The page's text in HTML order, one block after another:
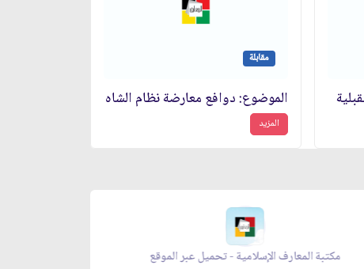
مقابلة
الموضوع: دوافع معارضة نظام الشاه‏
المزيد
معراج الصلاة - تحميل عبر الموقع